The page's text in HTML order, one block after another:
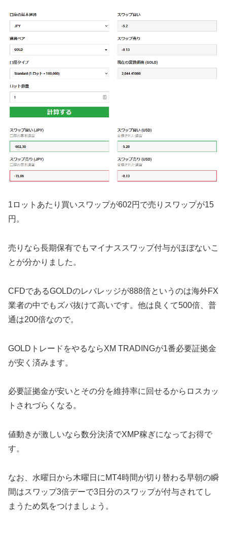
1ロットあたり買いスワップが602円で売りスワップが15
円。
売りなら長期保有でもマイナススワップ付与がほぼないこ
とが分かりました。
CFDであるGOLDのレバレッジが888倍というのは海外FX
業者の中でもズバ抜けて高いです。他は良くて500倍、普
通は200倍なので。
GOLDトレードをやるならXM TRADINGが1番必要証拠金
が安く済みます。
必要証拠金が安いとその分を維持率に回せるからロスカッ
トされづらくなる。
値動きが激しいなら数分決済でXMP稼ぎになってお得で
す。
なお、水曜日から木曜日にMT4時間が切り替わる早朝の瞬
間はスワップ3倍デーで3日分のスワップが付与されてし
まうため気をつけましょう。